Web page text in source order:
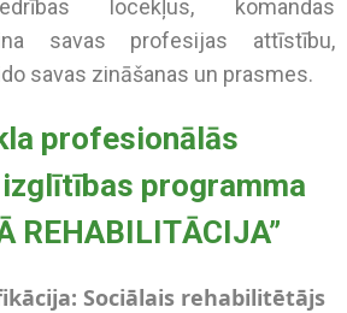
locekļus, komandas
savas profesijas attīstību,
savas zināšanas un prasmes.
profesionālās
programma
REHABILITĀCIJA”
Sociālais rehabilitētājs